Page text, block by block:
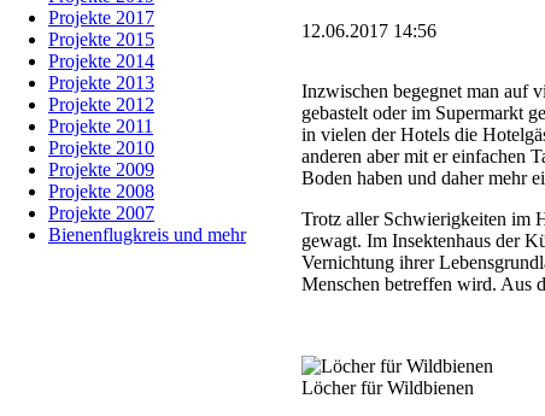
12.06.2017 14:56
Inzwischen begegnet man auf
gebastelt oder im Supermarkt
in vielen der Hotels die
anderen aber mit er einfachen
Boden haben und daher mehr
Trotz aller Schwierigkeiten im
gewagt. Im Insektenhaus der
Vernichtung ihrer
Menschen betreffen wird. Aus
Löcher für Wildbienen
Projekte 2017
Projekte 2015
Projekte 2014
Projekte 2013
Projekte 2012
Projekte 2011
Projekte 2010
Projekte 2009
Projekte 2008
Projekte 2007
Bienenflugkreis und mehr